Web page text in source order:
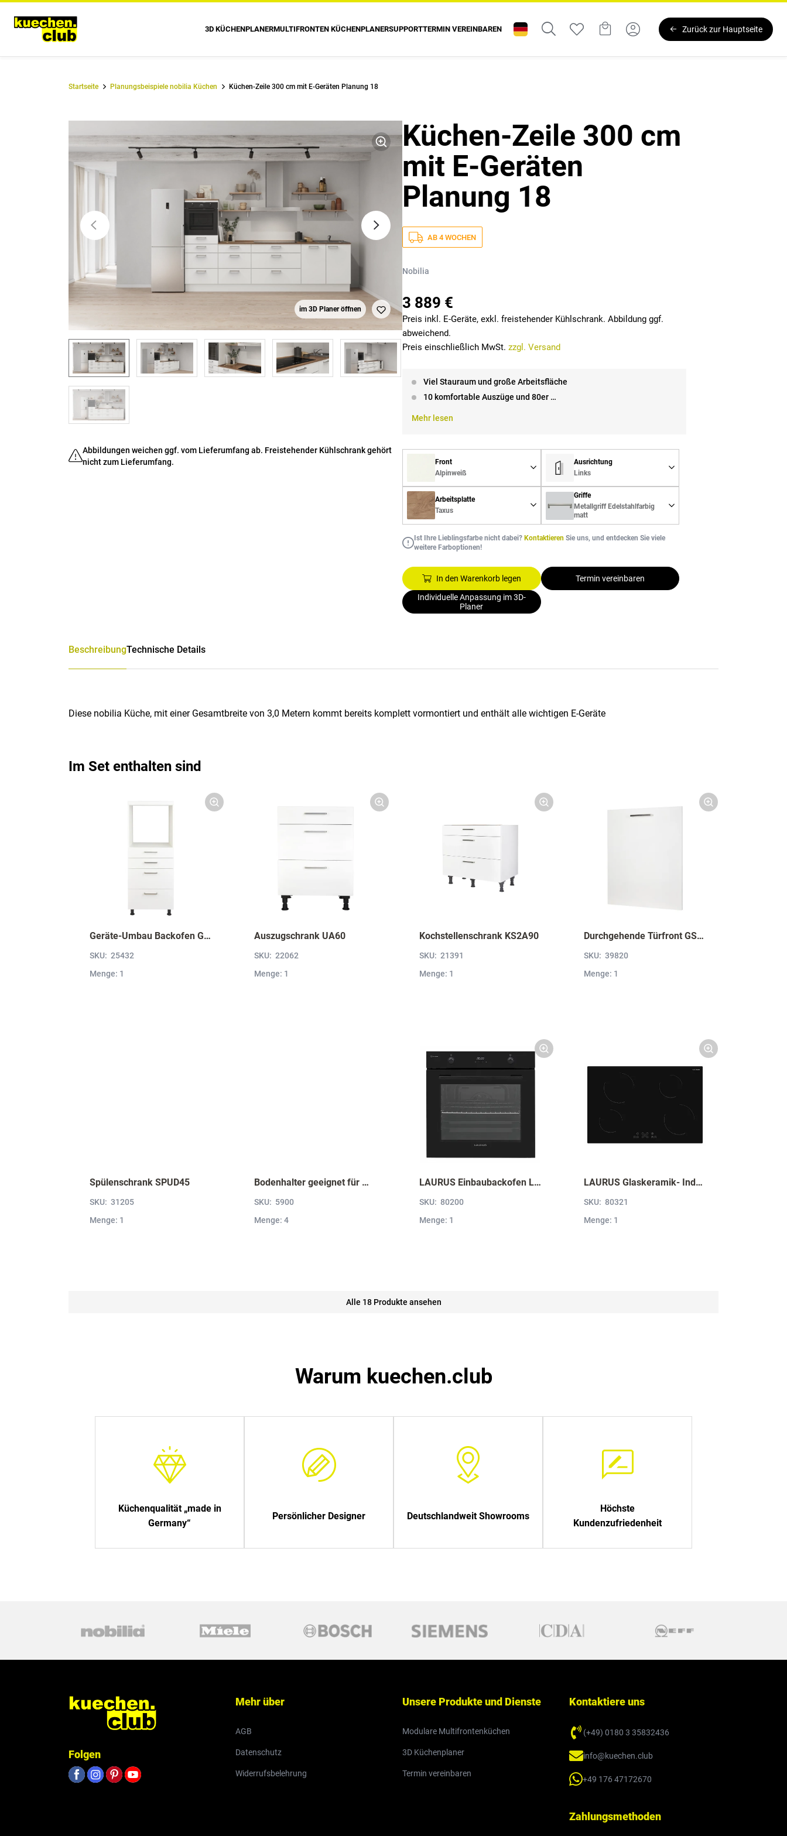
3D KÜCHENPLANERMULTIFRONTEN KÜCHENPLANERSUPPORTTERMIN VEREINBAREN Zurück zur Hauptseite
Startseite Planungsbeispiele nobilia Küchen Küchen-Zeile 300 cm mit E-Geräten Planung 18
im 3D Planer öffnen
Abbildungen weichen ggf. vom Lieferumfang ab. Freistehender Kühlschrank gehört
nicht zum Lieferumfang.
Küchen-Zeile 300 cm
mit E-Geräten
Planung 18
AB 4 WOCHEN
Nobilia
3 889 €
Preis inkl. E-Geräte, exkl. freistehender Kühlschrank. Abbildung ggf.
abweichend.
Preis einschließlich MwSt. zzgl. Versand
Viel Stauraum und große Arbeitsfläche
10 komfortable Auszüge und 80er …
Mehr lesen
Front
Alpinweiß
Ausrichtung
Links
Arbeitsplatte
Taxus
Griffe
Metallgriff Edelstahlfarbig
matt
Ist Ihre Lieblingsfarbe nicht dabei? Kontaktieren Sie uns, und entdecken Sie viele
weitere Farboptionen!
In den Warenkorb legen
Termin vereinbaren
Individuelle Anpassung im 3D-
Planer
BeschreibungTechnische Details
Diese nobilia Küche, mit einer Gesamtbreite von 3,0 Metern kommt bereits komplett vormontiert und enthält alle wichtigen E-Geräte
Im Set enthalten sind
Geräte-Umbau Backofen GO2S2A
SKU: 25432
Menge: 1
Auszugschrank UA60
SKU: 22062
Menge: 1
Kochstellenschrank KS2A90
SKU: 21391
Menge: 1
Durchgehende Türfront GSBD45-I
SKU: 39820
Menge: 1
Spülenschrank SPUD45
SKU: 31205
Menge: 1
Bodenhalter geeignet für Wandborde von 6 bis 52 mm Stärke VBH5
SKU: 5900
Menge: 4
LAURUS Einbaubackofen LEB10BK mit Hydrolyse LEB10BK
SKU: 80200
Menge: 1
LAURUS Glaskeramik- Induktionskochfeld LIA780, autark LIA780
SKU: 80321
Menge: 1
Alle 18 Produkte ansehen
Warum kuechen.club
Küchenqualität „made in
Germany“
Persönlicher Designer Deutschlandweit Showrooms
Höchste
Kundenzufriedenheit
Mehr über
AGB
Datenschutz
Widerrufsbelehrung
Unsere Produkte und Dienste
Modulare Multifrontenküchen
3D Küchenplaner
Termin vereinbaren
Kontaktiere uns
(+49) 0180 3 35832436
info@kuechen.club
+49 176 47172670
Zahlungsmethoden
Folgen